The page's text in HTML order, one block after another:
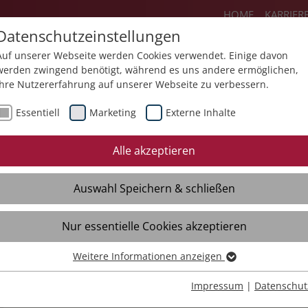
HOME
Angebote Über uns Aktuelles
Informationen für
Patientinnen und
Qualitätsberichte
Geschichten aus der St.
Lukas-Klinik
Termine
KHZG –
und
KHZG –
unserer Webseite werden Cookies verwendet. Einige davon
zwingend benötigt, während es uns andere ermöglichen,
Nutzererfahrung auf unserer Webseite zu verbessern.
Essentiell Marketing Externe Inhalte
Alle akzeptieren
Auswahl Speichern & schließen
Nur essentielle Cookies akzeptieren
Essentielle Cookies werden für grundlegende Funktionen der
Weitere Informationen anzeigen
Impressum |